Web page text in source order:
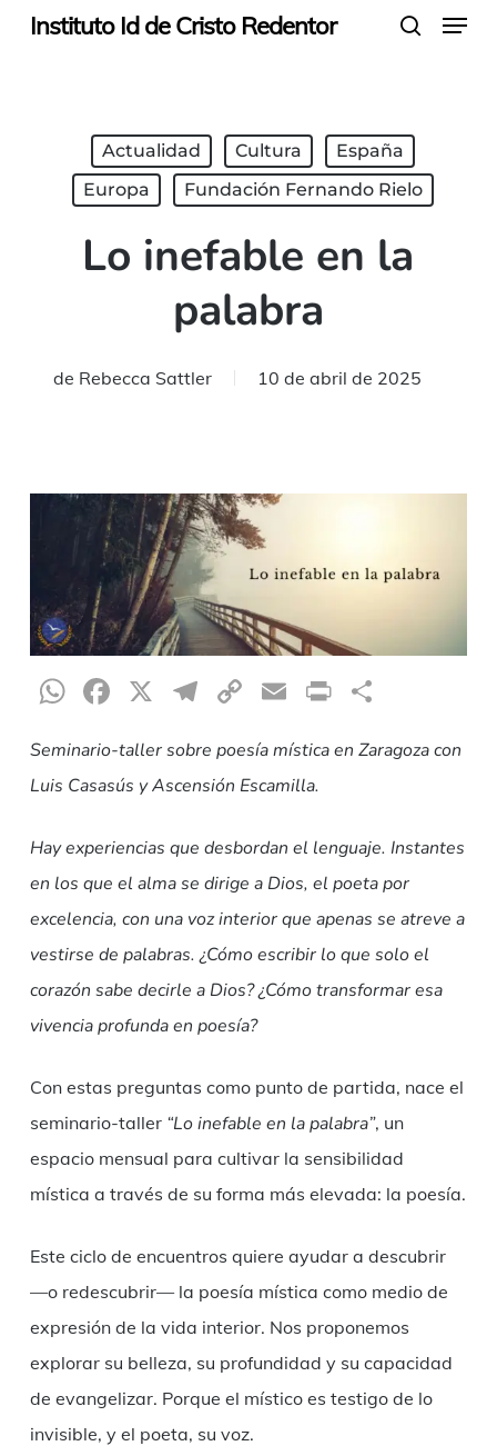
SkipInstituto Id de Cristo Redentor Menu
Actualidad Cultura
España
Europa
Fundación Fernando Rielo
Lo inefable en la
palabra
de Rebecca Sattler 10 de abril de 2025
WhatsApp
Facebook
X Telegram
CopyEmailPrint
Seminario-taller sobre poesía mística en Zaragoza con
Luis Casasús y Ascensión Escamilla.
Hay experiencias que desbordan el lenguaje. Instantes
en los que el alma se dirige a Dios, el poeta por
excelencia, con una voz interior que apenas se atreve a
vestirse de palabras. ¿Cómo escribir lo que solo el
corazón sabe decirle a Dios? ¿Cómo transformar esa
vivencia profunda en poesía?
Con estas preguntas como punto de partida, nace el
seminario-taller “Lo inefable en la palabra”, un
espacio mensual para cultivar la sensibilidad
mística a través de su forma más elevada: la poesía.
Este ciclo de encuentros quiere ayudar a descubrir
—o redescubrir— la poesía mística como medio de
expresión de la vida interior. Nos proponemos
explorar su belleza, su profundidad y su capacidad
de evangelizar. Porque el místico es testigo de lo
invisible, y el poeta, su voz.